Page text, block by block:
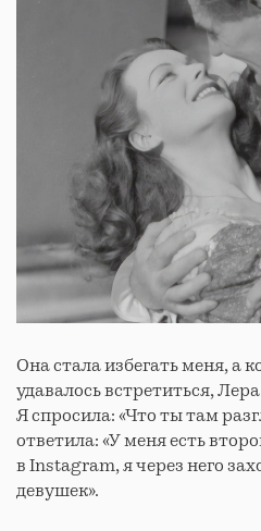
Она стала избегать меня, а
удавалось встретиться,
Я спросила: «Что ты там
ответила: «У меня есть
в Instagram, я через него
девушек».